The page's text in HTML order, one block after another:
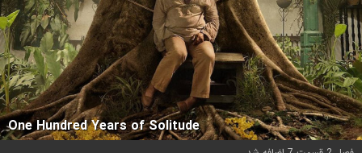
One Hundred Years of Solitude